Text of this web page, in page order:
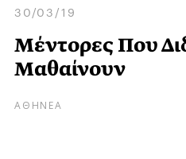
30/03/19
Μέντορες Που
Μαθαίνουν
ΑΘΗΝΕΑ